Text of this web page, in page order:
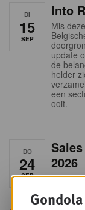
DI
15
SEP
Into
Mis
update
de
helder
een
ooit.
DO
24
SEP
2026
Sales &